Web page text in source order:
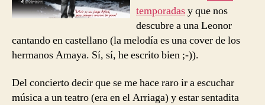
temporadasy que nos
descubre a una Leonor
cantando en castellano (la melodía es una cover de los
hermanos Amaya. Sí, sí, he escrito bien ;-)).
Del concierto decir que se me hace raro ir a escuchar
música a un teatro (era en el Arriaga) y estar sentadita